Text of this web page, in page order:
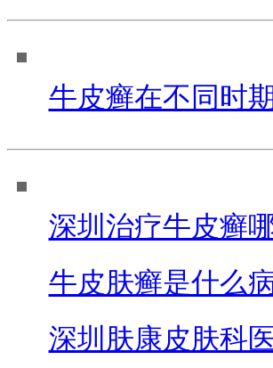
牛皮癣在不同时
深圳治疗牛皮癣
牛皮肤癣是什么
深圳肤康皮肤科